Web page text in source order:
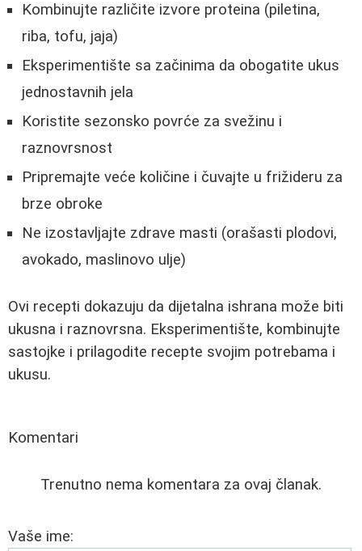
Kombinujte različite izvore proteina (piletina,
riba, tofu, jaja)
Eksperimentište sa začinima da obogatite ukus
jednostavnih jela
Koristite sezonsko povrće za svežinu i
raznovrsnost
Pripremajte veće količine i čuvajte u frižideru za
brze obroke
Ne izostavljajte zdrave masti (orašasti plodovi,
avokado, maslinovo ulje)
Ovi recepti dokazuju da dijetalna ishrana može biti
ukusna i raznovrsna. Eksperimentište, kombinujte
sastojke i prilagodite recepte svojim potrebama i
ukusu.
Komentari
Trenutno nema komentara za ovaj članak.
Vaše ime: